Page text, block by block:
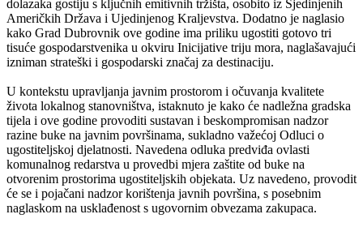
dolazaka gostiju s ključnih emitivnih tržišta, osobito iz Sjedinjenih
Američkih Država i Ujedinjenog Kraljevstva. Dodatno je naglasio
kako Grad Dubrovnik ove godine ima priliku ugostiti gotovo tri
tisuće gospodarstvenika u okviru Inicijative triju mora, naglašavajući
izniman strateški i gospodarski značaj za destinaciju.
U kontekstu upravljanja javnim prostorom i očuvanja kvalitete
života lokalnog stanovništva, istaknuto je kako će nadležna gradska
tijela i ove godine provoditi sustavan i beskompromisan nadzor
razine buke na javnim površinama, sukladno važećoj Odluci o
ugostiteljskoj djelatnosti. Navedena odluka predviđa ovlasti
komunalnog redarstva u provedbi mjera zaštite od buke na
otvorenim prostorima ugostiteljskih objekata. Uz navedeno, provodit
će se i pojačani nadzor korištenja javnih površina, s posebnim
naglaskom na usklađenost s ugovornim obvezama zakupaca.